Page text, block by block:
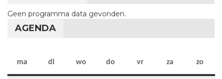
Geen programma data gevonden.
AGENDA
ma maandag
di dinsdag
wo woensdag
do donderdag
vr vrijdag
za zaterdag
zo